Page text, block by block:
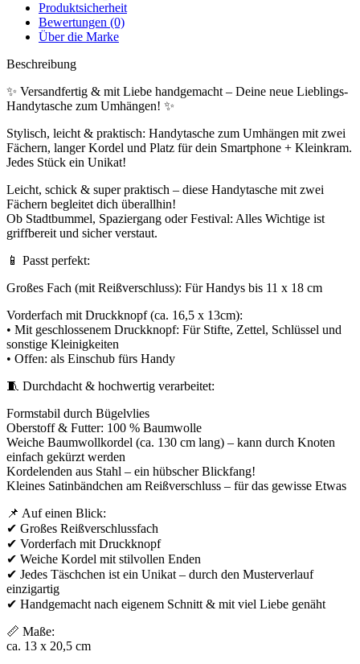
Produktsicherheit
Bewertungen (0)
Über die Marke
Beschreibung
✨ Versandfertig & mit Liebe handgemacht – Deine neue Lieblings-
Handytasche zum Umhängen! ✨
Stylisch, leicht & praktisch: Handytasche zum Umhängen mit zwei
Fächern, langer Kordel und Platz für dein Smartphone + Kleinkram.
Jedes Stück ein Unikat!
Leicht, schick & super praktisch – diese Handytasche mit zwei
Fächern begleitet dich überallhin!
Ob Stadtbummel, Spaziergang oder Festival: Alles Wichtige ist
griffbereit und sicher verstaut.
📱 Passt perfekt:
Großes Fach (mit Reißverschluss): Für Handys bis 11 x 18 cm
Vorderfach mit Druckknopf (ca. 16,5 x 13cm):
• Mit geschlossenem Druckknopf: Für Stifte, Zettel, Schlüssel und
sonstige Kleinigkeiten
• Offen: als Einschub fürs Handy
🧵 Durchdacht & hochwertig verarbeitet:
Formstabil durch Bügelvlies
Oberstoff & Futter: 100 % Baumwolle
Weiche Baumwollkordel (ca. 130 cm lang) – kann durch Knoten
einfach gekürzt werden
Kordelenden aus Stahl – ein hübscher Blickfang!
Kleines Satinbändchen am Reißverschluss – für das gewisse Etwas
📌 Auf einen Blick:
✔ Großes Reißverschlussfach
✔ Vorderfach mit Druckknopf
✔ Weiche Kordel mit stilvollen Enden
✔ Jedes Täschchen ist ein Unikat – durch den Musterverlauf
einzigartig
✔ Handgemacht nach eigenem Schnitt & mit viel Liebe genäht
📏 Maße:
ca. 13 x 20,5 cm